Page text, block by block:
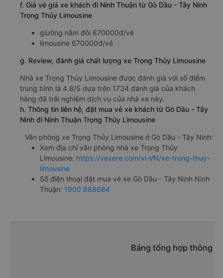
f. Giá vé giá xe khách đi Ninh Thuận từ Gò Dầu - Tây Ninh
Trọng Thủy Limousine
giường nằm đôi 670000đ/vé
limousine 670000đ/vé
g. Review, đánh giá chất lượng xe Trọng Thủy Limousine
Nhà xe Trọng Thủy Limousine được đánh giá với số điểm
trung bình là 4.8/5 dựa trên 1734 đánh giá của khách
hàng đã trải nghiệm dịch vụ của nhà xe này.
h. Thông tin liên hệ, đặt mua vé xe khách từ Gò Dầu - Tây
Ninh đi Ninh Thuận Trọng Thủy Limousine
Văn phòng xe Trọng Thủy Limousine ở Gò Dầu - Tây Ninh:
Xem địa chỉ văn phòng nhà xe Trọng Thủy
Limousine: https://vexere.com/vi-VN/xe-trong-thuy-
limousine
Số điện thoại đặt mua vé xe Gò Dầu - Tây Ninh Ninh
Thuận: 1900 888684
Bảng tổng hợp thông